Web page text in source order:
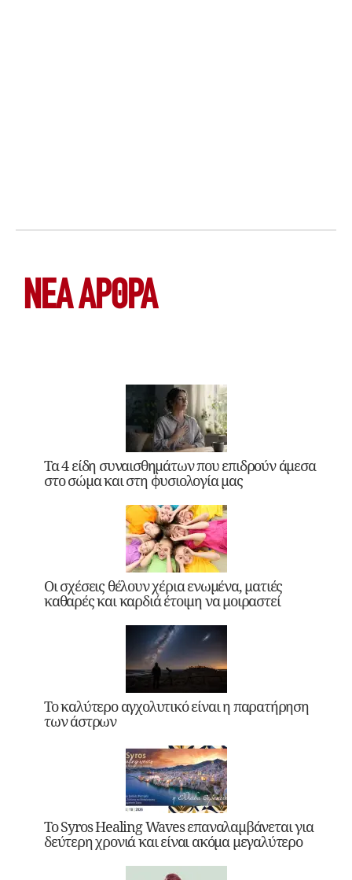
ΝΕΑ ΆΡΘΡΑ
Τα 4 είδη συναισθημάτων που επιδρούν άμεσα
στο σώμα και στη φυσιολογία μας
Οι σχέσεις θέλουν χέρια ενωμένα, ματιές
καθαρές και καρδιά έτοιμη να μοιραστεί
Το καλύτερο αγχολυτικό είναι η παρατήρηση
των άστρων
Το Syros Healing Waves επαναλαμβάνεται για
δεύτερη χρονιά και είναι ακόμα μεγαλύτερο